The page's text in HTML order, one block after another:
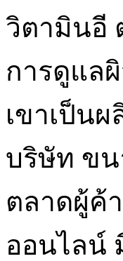
วิตามินอี
การดูแล
เขาเป็น
บริษัท ข
ตลาดผู้ค้
ออนไลน์